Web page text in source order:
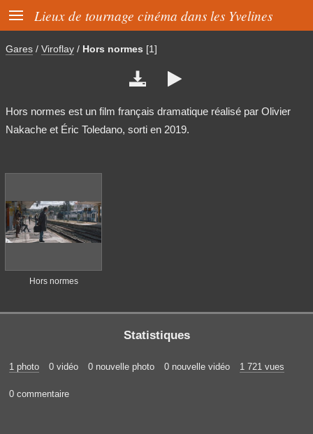
 Lieux de tournage cinéma dans les Yvelines
Gares / Viroflay / Hors normes [1]
 
Hors normes est un film français dramatique réalisé par Olivier
Nakache et Éric Toledano, sorti en 2019.
Hors normes
Statistiques
1 photo 0 vidéo 0 nouvelle photo 0 nouvelle vidéo 1 721 vues
0 commentaire